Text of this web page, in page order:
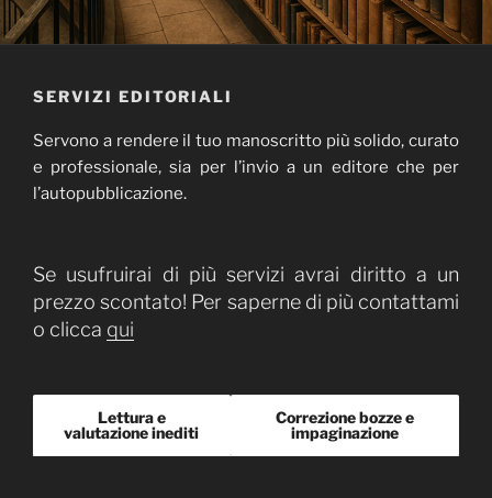
SERVIZI EDITORIALI
Servono a rendere il tuo manoscritto più solido, curato
e professionale, sia per l’invio a un editore che per
l’autopubblicazione.
Se usufruirai di più servizi avrai diritto a un
prezzo scontato! Per saperne di più contattami
o clicca qui
Lettura e
valutazione inediti
Correzione bozze e
impaginazione